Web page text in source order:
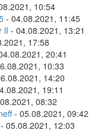
10:54
- 04.08.2021, 11:45
lI - 04.08.2021, 13:21
17:58
20:41
10:33
14:20
19:11
08:32
- 05.08.2021, 09:42
- 05.08.2021, 12:03